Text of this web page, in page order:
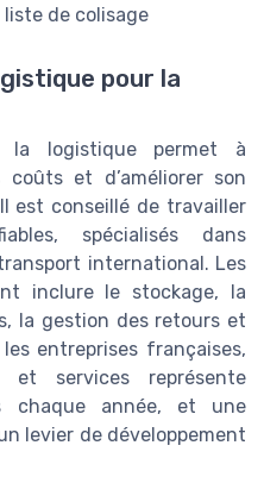
de colisage
pour la
la logistique permet à
coûts et d’améliorer son
est conseillé de travailler
spécialisés dans
international. Les
inclure le stockage, la
la gestion des retours et
les entreprises françaises,
et services représente
chaque année, et une
levier de développement